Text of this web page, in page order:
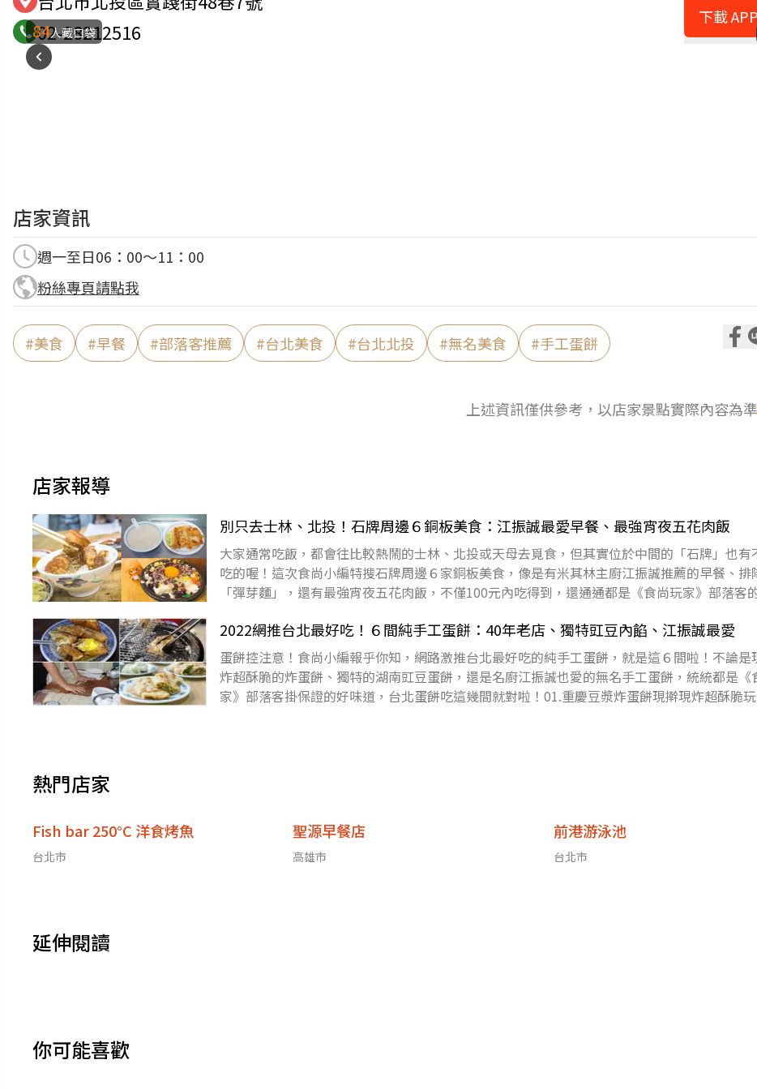
84人藏口袋
02-28212516
店家資訊
週一至日06：00～11：00
粉絲專頁請點我
#美食 #早餐 #部落客推薦 #台北美食 #台北北投 #無名美食 #手工蛋餅
下載
上述資訊僅供參考，以店家景點實際內容為準
店家報導
別只去士林、北投！石牌周邊６銅板美食：江振誠最愛早餐、最強宵夜五花肉飯
大家通常吃飯，都會往比較熱鬧的士林、北投或天母去覓食，但其實位於中間的「石牌」也有
吃的喔！這次食尚小編特搜石牌周邊６家銅板美食，像是有米其林主廚江振誠推薦的早餐、排
「彈芽麵」，還有最強宵夜五花肉飯，不僅100元內吃得到，還通通都是《食尚玩家》部落客
2022網推台北最好吃！６間純手工蛋餅：40年老店、獨特豇豆內餡、江振誠最愛
蛋餅控注意！食尚小編報乎你知，網路激推台北最好吃的純手工蛋餅，就是這６間啦！不論是
炸超酥脆的炸蛋餅、獨特的湖南豇豆蛋餅，還是名廚江振誠也愛的無名手工蛋餅，統統都是《
家》部落客掛保證的好味道，台北蛋餅吃這幾間就對啦！01.重慶豆漿炸蛋餅現擀現炸超酥脆玩
熱門店家
Fish bar 250°C 洋食烤魚
台北市
聖源早餐店
高雄市
前港游泳池
台北市
延伸閱讀
你可能喜歡